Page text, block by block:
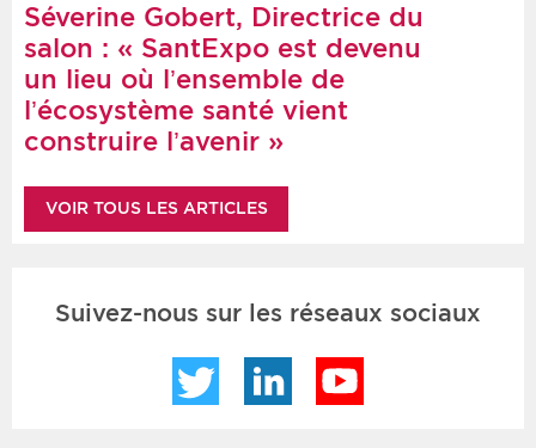
Séverine Gobert, Directrice du
salon : « SantExpo est devenu
un lieu où l’ensemble de
l’écosystème santé vient
construire l’avenir »
VOIR TOUS LES ARTICLES
Suivez-nous sur les réseaux sociaux
Twitter LinkedIn